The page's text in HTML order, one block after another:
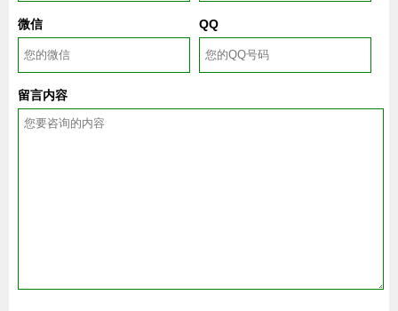
微信 QQ
留言内容